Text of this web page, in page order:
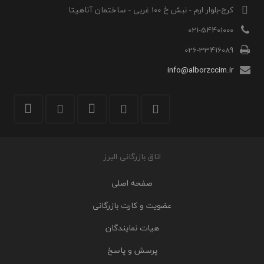
کرج-بلوار ارم - نبش خ 100 غربی - ساختمان آناهیتا
021-54401000
026-33416089
info@alborzccim.ir
اتاق بازرگانی البرز
صفحه اصلی
عضویت و کارت بازرگانی
هیات نمایندگان
پرسش و پاسخ